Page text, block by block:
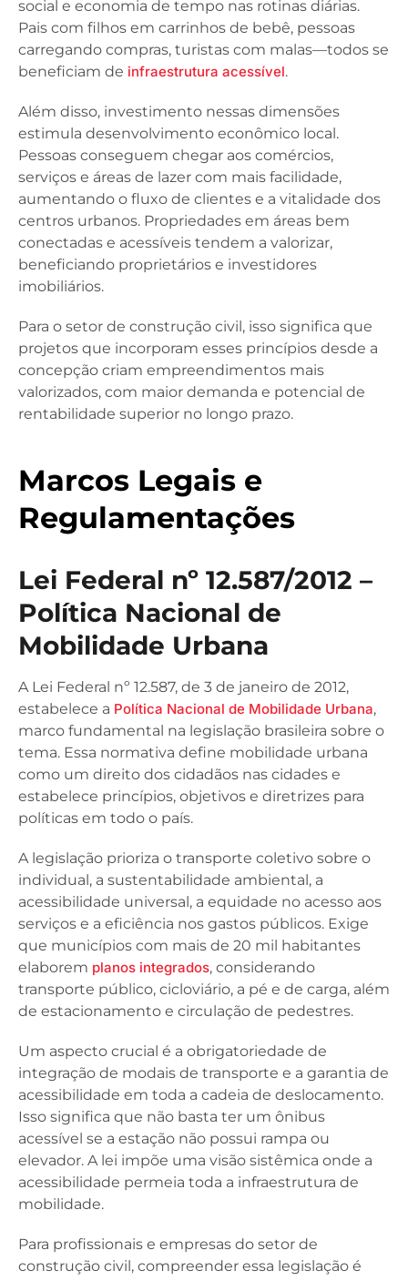
social e economia de tempo nas rotinas diárias.
Pais com filhos em carrinhos de bebê, pessoas
carregando compras, turistas com malas—todos se
beneficiam de infraestrutura acessível.
Além disso, investimento nessas dimensões
estimula desenvolvimento econômico local.
Pessoas conseguem chegar aos comércios,
serviços e áreas de lazer com mais facilidade,
aumentando o fluxo de clientes e a vitalidade dos
centros urbanos. Propriedades em áreas bem
conectadas e acessíveis tendem a valorizar,
beneficiando proprietários e investidores
imobiliários.
Para o setor de construção civil, isso significa que
projetos que incorporam esses princípios desde a
concepção criam empreendimentos mais
valorizados, com maior demanda e potencial de
rentabilidade superior no longo prazo.
Marcos Legais e
Regulamentações
Lei Federal nº 12.587/2012 –
Política Nacional de
Mobilidade Urbana
A Lei Federal nº 12.587, de 3 de janeiro de 2012,
estabelece a Política Nacional de Mobilidade Urbana,
marco fundamental na legislação brasileira sobre o
tema. Essa normativa define mobilidade urbana
como um direito dos cidadãos nas cidades e
estabelece princípios, objetivos e diretrizes para
políticas em todo o país.
A legislação prioriza o transporte coletivo sobre o
individual, a sustentabilidade ambiental, a
acessibilidade universal, a equidade no acesso aos
serviços e a eficiência nos gastos públicos. Exige
que municípios com mais de 20 mil habitantes
elaborem planos integrados, considerando
transporte público, cicloviário, a pé e de carga, além
de estacionamento e circulação de pedestres.
Um aspecto crucial é a obrigatoriedade de
integração de modais de transporte e a garantia de
acessibilidade em toda a cadeia de deslocamento.
Isso significa que não basta ter um ônibus
acessível se a estação não possui rampa ou
elevador. A lei impõe uma visão sistêmica onde a
acessibilidade permeia toda a infraestrutura de
mobilidade.
Para profissionais e empresas do setor de
construção civil, compreender essa legislação é